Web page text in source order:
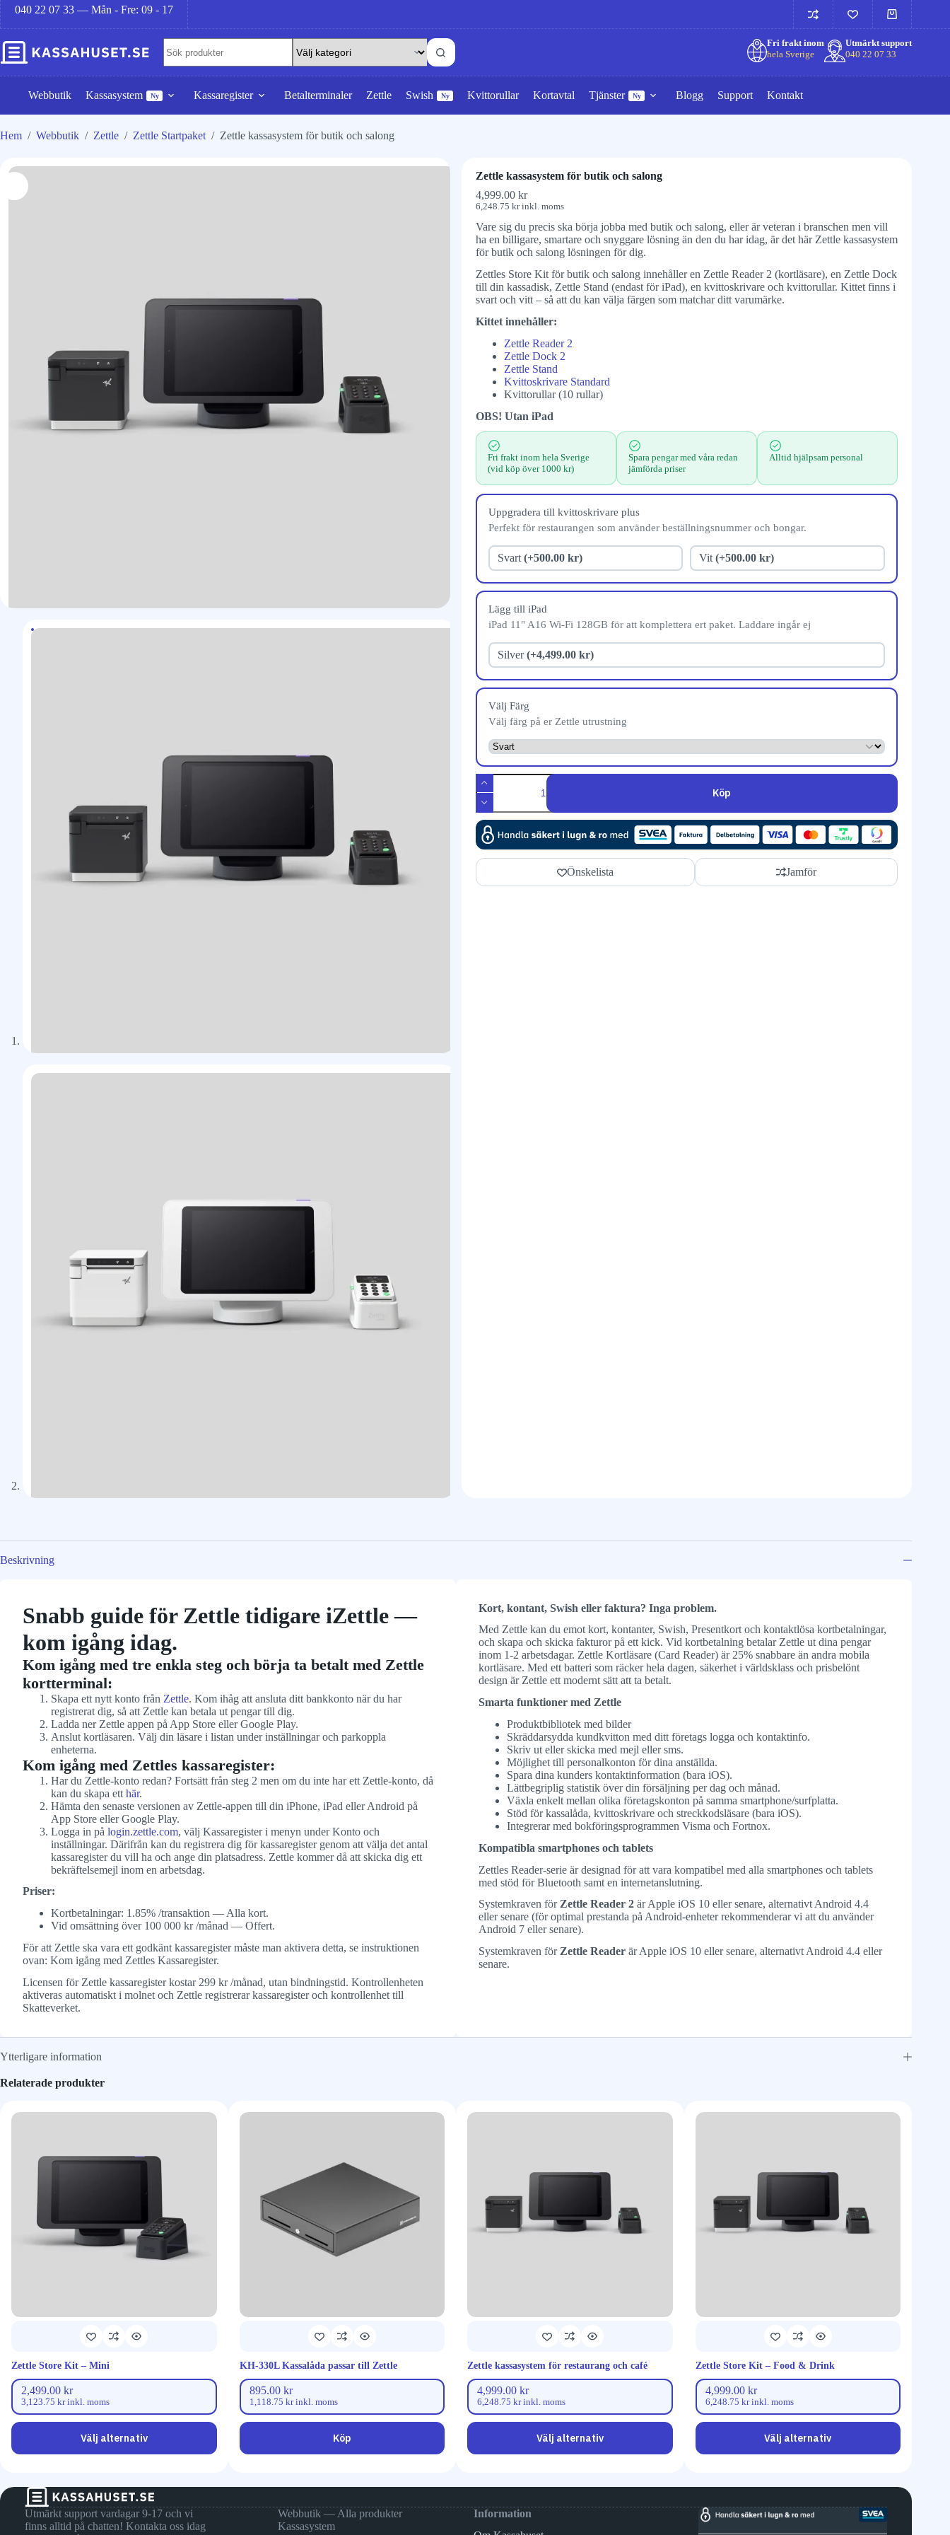
040 22 07 33 — Mån - Fre: 09 - 17
Fri frakt inom
hela Sverige
Utmärkt support
040 22 07 33
Webbutik Kassasystem Ny Kassaregister Betalterminaler Zettle Swish Ny Kvittorullar Kortavtal Tjänster Ny Blogg Support Kontakt
Hem / Webbutik / Zettle / Zettle Startpaket / Zettle kassasystem för butik och salong
Zettle kassasystem för butik och salong
4,999.00 kr
6,248.75 krinkl. moms
Vare sig du precis ska börja jobba med butik och salong, eller är veteran i branschen men vill
ha en billigare, smartare och snyggare lösning än den du har idag, är det här Zettle kassasystem
för butik och salong lösningen för dig.
Zettles Store Kit för butik och salong innehåller en Zettle Reader 2 (kortläsare), en Zettle Dock
till din kassadisk, Zettle Stand (endast för iPad), en kvittoskrivare och kvittorullar. Kittet finns i
svart och vitt – så att du kan välja färgen som matchar ditt varumärke.
Kittet innehåller:
Zettle Reader 2
Zettle Dock 2
Zettle Stand
Kvittoskrivare Standard
Kvittorullar (10 rullar)
OBS! Utan iPad
Fri frakt inom hela Sverige
(vid köp över 1000 kr)
Spara pengar med våra redan
jämförda priser
Alltid hjälpsam personal
Uppgradera till kvittoskrivare plus
Perfekt för restaurangen som använder beställningsnummer och bongar.
Svart (+500.00 kr) Vit(+500.00 kr)
Lägg till iPad
iPad 11" A16 Wi-Fi 128GB för att komplettera ert paket. Laddare ingår ej
Silver(+4,499.00 kr)
Välj Färg
Välj färg på er Zettle utrustning
Köp
Önskelista Jamför
Beskrivning
Snabb guide för Zettle tidigare iZettle —
kom igång idag.
Kom igång med tre enkla steg och börja ta betalt med Zettle
kortterminal:
Skapa ett nytt konto från Zettle. Kom ihåg att ansluta ditt bankkonto när du har
registrerat dig, så att Zettle kan betala ut pengar till dig.
Ladda ner Zettle appen på App Store eller Google Play.
Anslut kortläsaren. Välj din läsare i listan under inställningar och parkoppla
enheterna.
Kom igång med Zettles kassaregister:
Har du Zettle-konto redan? Fortsätt från steg 2 men om du inte har ett Zettle-konto, då
kan du skapa ett här.
Hämta den senaste versionen av Zettle-appen till din iPhone, iPad eller Android på
App Store eller Google Play.
Logga in på login.zettle.com, välj Kassaregister i menyn under Konto och
inställningar. Därifrån kan du registrera dig för kassaregister genom att välja det antal
kassaregister du vill ha och ange din platsadress. Zettle kommer då att skicka dig ett
bekräftelsemejl inom en arbetsdag.
Priser:
Kortbetalningar: 1.85% /transaktion — Alla kort.
Vid omsättning över 100 000 kr /månad — Offert.
För att Zettle ska vara ett godkänt kassaregister måste man aktivera detta, se instruktionen
ovan: Kom igång med Zettles Kassaregister.
Licensen för Zettle kassaregister kostar 299 kr /månad, utan bindningstid. Kontrollenheten
aktiveras automatiskt i molnet och Zettle registrerar kassaregister och kontrollenhet till
Skatteverket.
Kort, kontant, Swish eller faktura? Inga problem.
Med Zettle kan du emot kort, kontanter, Swish, Presentkort och kontaktlösa kortbetalningar,
och skapa och skicka fakturor på ett kick. Vid kortbetalning betalar Zettle ut dina pengar
inom 1-2 arbetsdagar. Zettle Kortläsare (Card Reader) är 25% snabbare än andra mobila
kortläsare. Med ett batteri som räcker hela dagen, säkerhet i världsklass och prisbelönt
design är Zettle ett modernt sätt att ta betalt.
Smarta funktioner med Zettle
Produktbibliotek med bilder
Skräddarsydda kundkvitton med ditt företags logga och kontaktinfo.
Skriv ut eller skicka med mejl eller sms.
Möjlighet till personalkonton för dina anställda.
Spara dina kunders kontaktinformation (bara iOS).
Lättbegriplig statistik över din försäljning per dag och månad.
Växla enkelt mellan olika företagskonton på samma smartphone/surfplatta.
Stöd för kassalåda, kvittoskrivare och streckkodsläsare (bara iOS).
Integrerar med bokföringsprogrammen Visma och Fortnox.
Kompatibla smartphones och tablets
Zettles Reader-serie är designad för att vara kompatibel med alla smartphones och tablets
med stöd för Bluetooth samt en internetanslutning.
Systemkraven för Zettle Reader 2 är Apple iOS 10 eller senare, alternativt Android 4.4
eller senare (för optimal prestanda på Android-enheter rekommenderar vi att du använder
Android 7 eller senare).
Systemkraven för Zettle Reader är Apple iOS 10 eller senare, alternativt Android 4.4 eller
senare.
Ytterligare information
Relaterade produkter
Zettle Store Kit – Mini
2,499.00 kr
3,123.75 krinkl. moms
Välj alternativ
KH-330L Kassalåda passar till Zettle
895.00 kr
1,118.75 krinkl. moms
Köp
Zettle kassasystem för restaurang och café
4,999.00 kr
6,248.75 krinkl. moms
Välj alternativ
Zettle Store Kit – Food & Drink
4,999.00 kr
6,248.75 krinkl. moms
Välj alternativ
Utmärkt support vardagar 9-17 och vi
finns alltid på chatten! Kontakta oss idag
Webbutik — Alla produkter
Kassasystem
Information